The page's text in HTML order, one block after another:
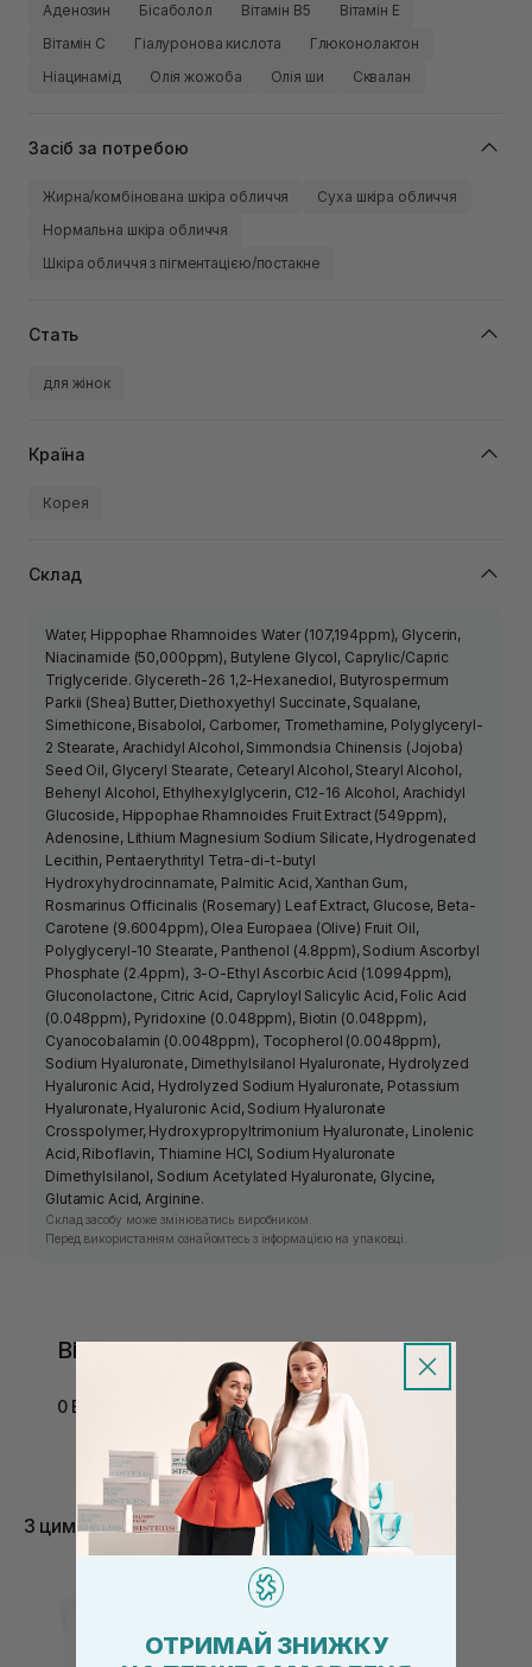
Аденозин Бісаболол Вітамін B5
Вітамін Е
Вітамін C
Гіалуронова кислота
Глюконолактон
Ніацинамід
Олія жожоба Олія ши Сквалан
Засіб за потребою
Жирна/комбінована шкіра обличчя
Суха шкіра обличчя
Нормальна шкіра обличчя
Шкіра обличчя з пігментацією/постакне
Стать
для жінок
Країна
Корея
Склад
Water, Hippophae Rhamnoides Water (107,194ppm), Glycerin,
Niacinamide (50,000ppm), Butylene Glycol, Caprylic/Capric
Triglyceride. Glycereth-26 1,2-Hexanediol, Butyrospermum
Parkii (Shea) Butter, Diethoxyethyl Succinate, Squalane,
Simethicone, Bisabolol, Carbomer, Tromethamine, Polyglyceryl-
2 Stearate, Arachidyl Alcohol, Simmondsia Chinensis (Jojoba)
Seed Oil, Glyceryl Stearate, Cetearyl Alcohol, Stearyl Alcohol,
Behenyl Alcohol, Ethylhexylglycerin, C12-16 Alcohol, Arachidyl
Glucoside, Hippophae Rhamnoides Fruit Extract (549ppm),
Adenosine, Lithium Magnesium Sodium Silicate, Hydrogenated
Lecithin, Pentaerythrityl Tetra-di-t-butyl
Hydroxyhydrocinnamate, Palmitic Acid, Xanthan Gum,
Rosmarinus Officinalis (Rosemary) Leaf Extract, Glucose, Beta-
Carotene (9.6004ppm), Olea Europaea (Olive) Fruit Oil,
Polyglyceryl-10 Stearate, Panthenol (4.8ppm), Sodium Ascorbyl
Phosphate (2.4ppm), 3-O-Ethyl Ascorbic Acid (1.0994ppm),
Gluconolactone, Citric Acid, Capryloyl Salicylic Acid, Folic Acid
(0.048ppm), Pyridoxine (0.048ppm), Biotin (0.048ppm),
Cyanocobalamin (0.0048ppm), Tocopherol (0.0048ppm),
Sodium Hyaluronate, Dimethylsilanol Hyaluronate, Hydrolyzed
Hyaluronic Acid, Hydrolyzed Sodium Hyaluronate, Potassium
Hyaluronate, Hyaluronic Acid, Sodium Hyaluronate
Crosspolymer, Hydroxypropyltrimonium Hyaluronate, Linolenic
Acid, Riboflavin, Thiamine HCl, Sodium Hyaluronate
Dimethylsilanol, Sodium Acetylated Hyaluronate, Glycine,
Glutamic Acid, Arginine.
Склад засобу може змінюватись виробником.
Перед використанням ознайомтесь з інформацією на упаковці.
Відгуки
0 Відгуків
З цим товаром купують
ОТРИМАЙ ЗНИЖКУ